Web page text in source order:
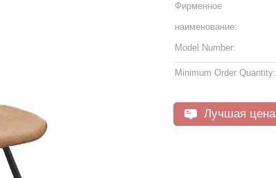
Фирменное
наименование:
Model Number:
Minimum Order Quantity:
Лучшая цена